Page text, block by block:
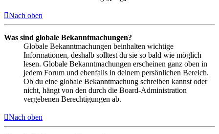
Nach oben
Was sind globale Bekanntmachungen?
Globale Bekanntmachungen beinhalten wichtige
Informationen, deshalb solltest du sie so bald wie möglich
lesen. Globale Bekanntmachungen erscheinen ganz oben in
jedem Forum und ebenfalls in deinem persönlichen Bereich.
Ob du eine globale Bekanntmachung schreiben kannst oder
nicht, hängt von den durch die Board-Administration
vergebenen Berechtigungen ab.
Nach oben